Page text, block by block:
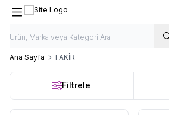
Ana Sayfa FAKİR
Filtrele